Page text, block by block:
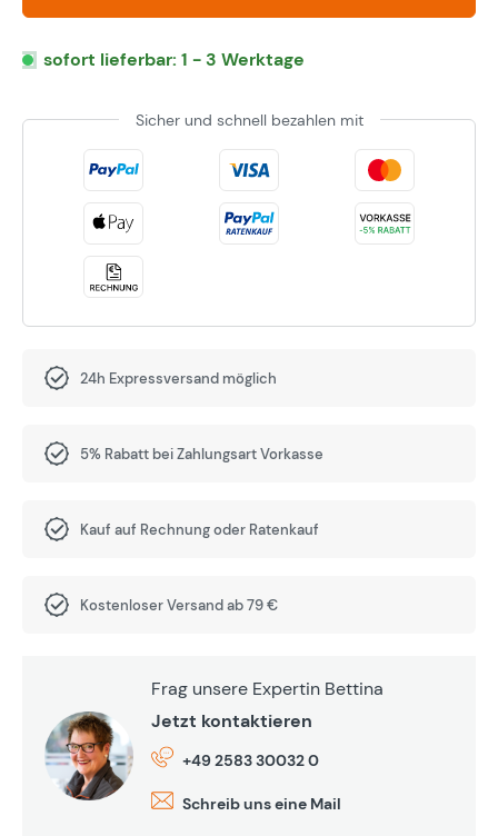
sofort lieferbar: 1 - 3 Werktage
Sicher und schnell bezahlen mit
24h Expressversand möglich
5% Rabatt bei Zahlungsart Vorkasse
Kauf auf Rechnung oder Ratenkauf
Kostenloser Versand ab 79 €
Frag unsere Expertin Bettina
Jetzt kontaktieren
+49 2583 30032 0
Schreib uns eine Mail